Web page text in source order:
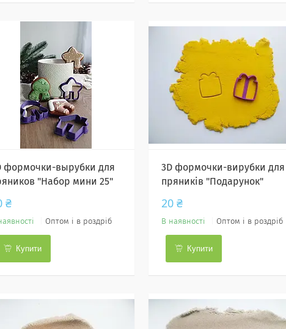
формочки-вырубки для
"Набор мини 25"
₴
Оптом і в роздріб
Купити
3D формочки-вирубки для
пряників "Подарунок"
20 ₴
В наявності Оптом і в роздріб
Купити